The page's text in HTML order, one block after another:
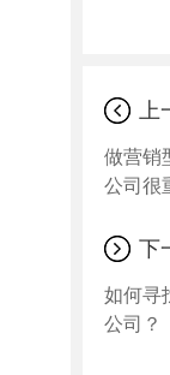
做营销
公司很
下
如何寻
公司？